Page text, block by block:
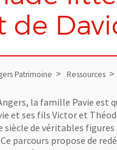
de
Patrimoine Ressources
la famille Pavie est
et ses fils Victor et
siècle de véritables
parcours propose de